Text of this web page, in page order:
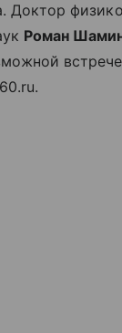
Доктор
Роман